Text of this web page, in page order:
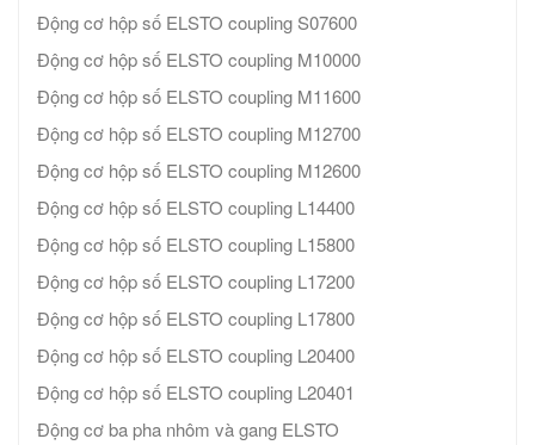
Động cơ hộp số ELSTO coupling S07600
Động cơ hộp số ELSTO coupling M10000
Động cơ hộp số ELSTO coupling M11600
Động cơ hộp số ELSTO coupling M12700
Động cơ hộp số ELSTO coupling M12600
Động cơ hộp số ELSTO coupling L14400
Động cơ hộp số ELSTO coupling L15800
Động cơ hộp số ELSTO coupling L17200
Động cơ hộp số ELSTO coupling L17800
Động cơ hộp số ELSTO coupling L20400
Động cơ hộp số ELSTO coupling L20401
Động cơ ba pha nhôm và gang ELSTO